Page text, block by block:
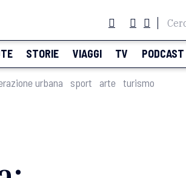
STORIE VIAGGI TV PODCAST
urbana sport arte turismo